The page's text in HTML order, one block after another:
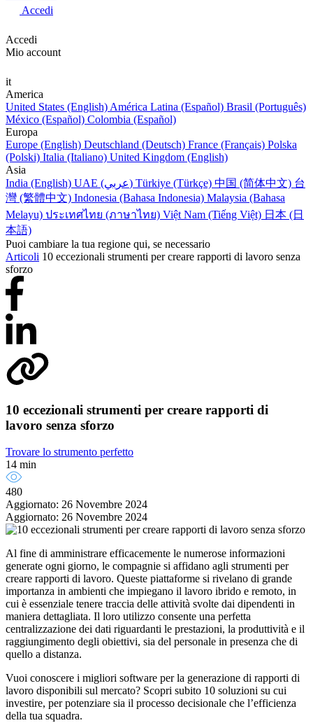
Accedi
Accedi
Mio account
it
America
United States (English) América Latina (Español) Brasil (Português)
México (Español) Colombia (Español)
Europa
Europe (English) Deutschland (Deutsch) France (Français) Polska
(Polski) Italia (Italiano) United Kingdom (English)
Asia
India (English)
UAE (عربي) Türkiye (Türkçe) 中国 (简体中文) 台
灣 (繁體中文) Indonesia (Bahasa Indonesia) Malaysia (Bahasa
Melayu) ประเทศไทย (ภาษาไทย) Việt Nam (Tiếng Việt) 日本 (日
本語)
Puoi cambiare la tua regione qui, se necessario
Articoli 10 eccezionali strumenti per creare rapporti di lavoro senza
sforzo
10 eccezionali strumenti per creare rapporti di
lavoro senza sforzo
Trovare lo strumento perfetto
14 min
480
Aggiornato: 26 Novembre 2024
Aggiornato: 26 Novembre 2024
Al fine di amministrare efficacemente le numerose informazioni
generate ogni giorno, le compagnie si affidano agli strumenti per
creare rapporti di lavoro. Queste piattaforme si rivelano di grande
importanza in ambienti che impiegano il lavoro ibrido e remoto, in
cui è essenziale tenere traccia delle attività svolte dai dipendenti in
maniera dettagliata. Il loro utilizzo consente una perfetta
centralizzazione dei dati riguardanti le prestazioni, la produttività e il
raggiungimento degli obiettivi, sia del personale in presenza che di
quello a distanza.
Vuoi conoscere i migliori software per la generazione di rapporti di
lavoro disponibili sul mercato? Scopri subito 10 soluzioni su cui
investire, per potenziare sia il processo decisionale che l’efficienza
della tua squadra.